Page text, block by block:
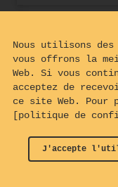
Nous utilisons
vous offrons la
Web. Si vous
acceptez de
ce site Web.
[politique de
J'accepte